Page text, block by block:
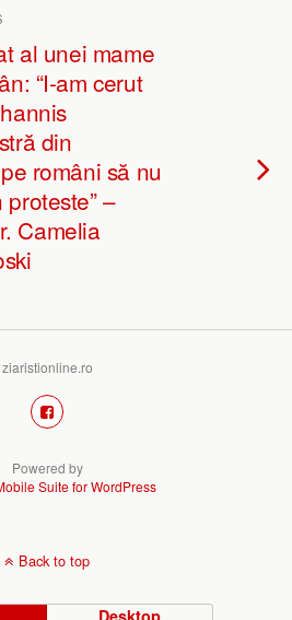
al unei mame
“I-am cerut
din
români să nu
–
Camelia
ziaristionline.ro
Powered by
Suite for WordPress
Back to top
Desktop